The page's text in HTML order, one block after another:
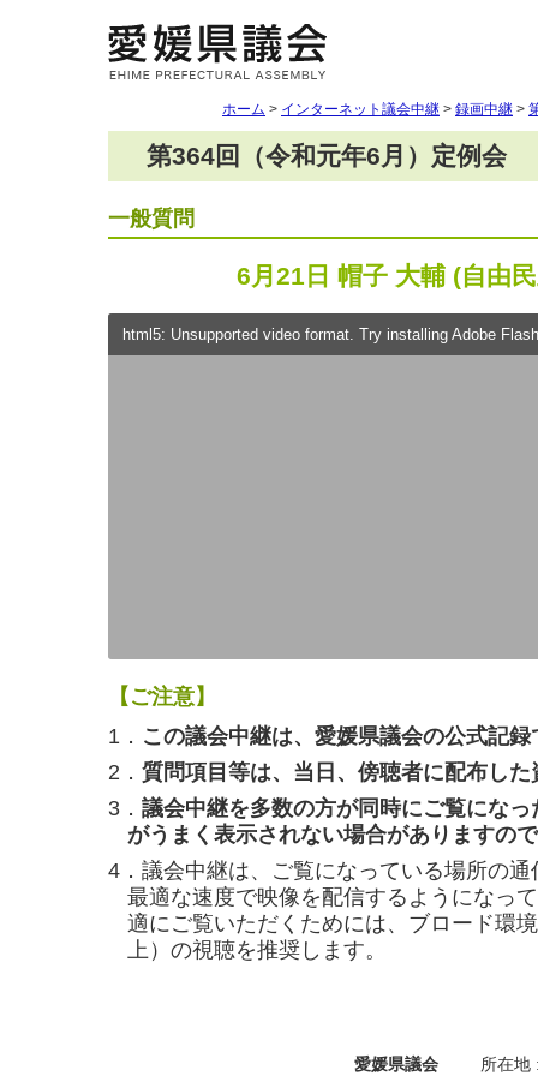
ホーム > インターネット議会中継 > 録画中継 >
第364回（令和元年6月）定例会
一般質問
6月21日 帽子 大輔 (自由
html5: Unsupported video format. Try installing Adobe
【ご注意】
1． この議会中継は、愛媛県議会の公式記
2． 質問項目等は、当日、傍聴者に配布した
3． 議会中継を多数の方が同時にご覧にな
がうまく表示されない場合がありますの
4．議会中継は、ご覧になっている場所の
最適な速度で映像を配信するようになっ
適にご覧いただくためには、ブロード環
上）の視聴を推奨します。
愛媛県議会
所在地